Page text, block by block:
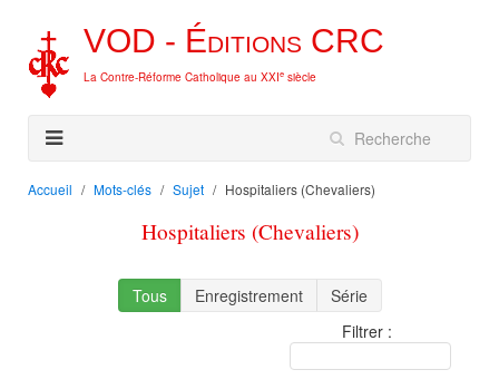
VOD - Éditions CRC
La Contre-Réforme Catholique au XXIe siècle
Accueil Mots-clés Sujet Hospitaliers (Chevaliers)
Hospitaliers (Chevaliers)
Tous Enregistrement
Série
Filtrer :